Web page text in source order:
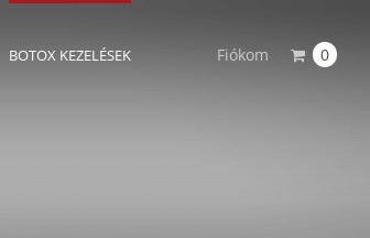
BOTOX KEZELÉSEK Fiókom 0